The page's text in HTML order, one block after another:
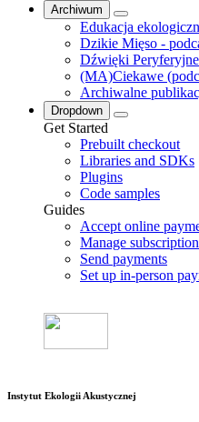
Archiwum
Edukacja
Dzikie Mięso -
Dźwięki
(MA)Ciekawe
Archiwalne
Dropdown
Get Started
Prebuilt checkout
Libraries and SDKs
Plugins
Code samples
Guides
Accept online
Manage
Send payments
Set up in-person
Instytut Ekologii Akustycznej